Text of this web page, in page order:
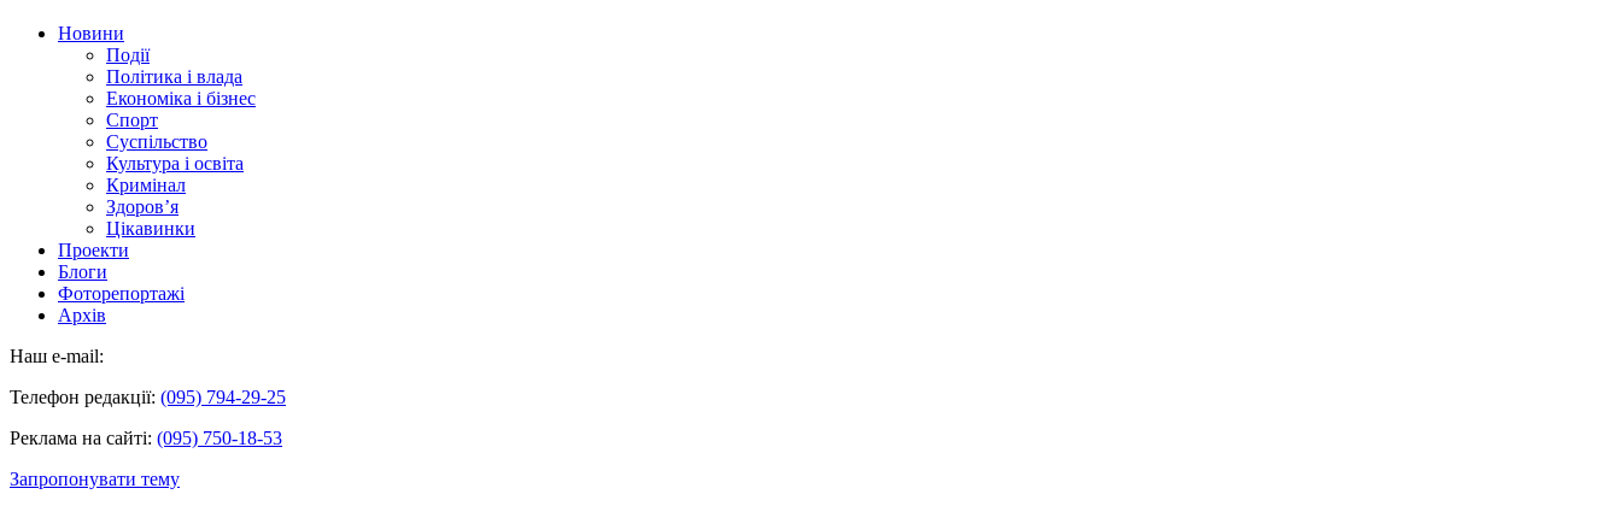
Новини
Події
Політика і влада
Економіка і бізнес
Спорт
Суспільство
Культура і освіта
Кримінал
Здоров’я
Цікавинки
Проекти
Блоги
Фоторепортажі
Архів
Наш e-mail:
Телефон редакції: (095) 794-29-25
Реклама на сайті: (095) 750-18-53
Запропонувати тему